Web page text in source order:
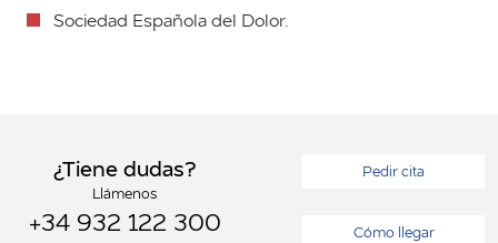
Sociedad Española del Dolor.
¿Tiene dudas?
Llámenos
+34 932 122 300
Pedir cita
Cómo llegar